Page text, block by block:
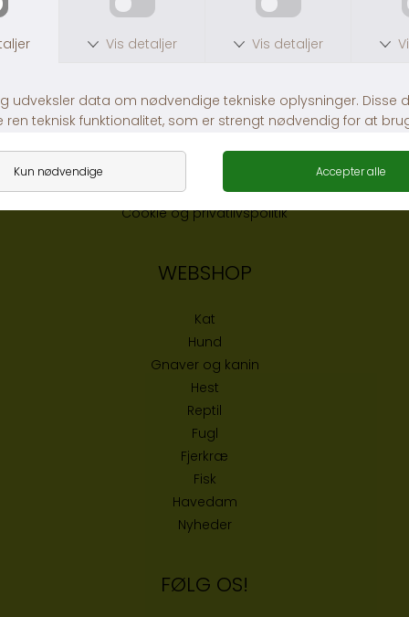
Butikkerne
Om os
Fragt og levering
Cookie og privatlivspolitik
WEBSHOP
Kat
Hund
Gnaver og kanin
Hest
Reptil
Fugl
Fjerkræ
Fisk
Havedam
Nyheder
FØLG OS!